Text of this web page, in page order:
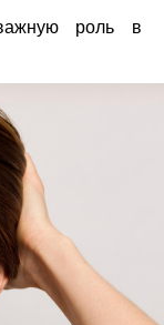
роль в